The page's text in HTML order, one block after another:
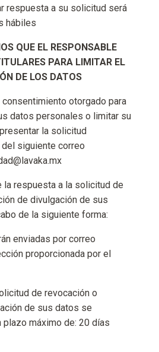
respuesta a su solicitud será
hábiles
QUE EL RESPONSABLE
PARA LIMITAR EL
DE LOS DATOS
otorgado para
datos personales o limitar su
la solicitud
siguiente correo
la respuesta a la solicitud de
de divulgación de sus
de la siguiente forma:
enviadas por correo
proporcionada por el
de revocación o
de sus datos se
plazo máximo de: 20 días